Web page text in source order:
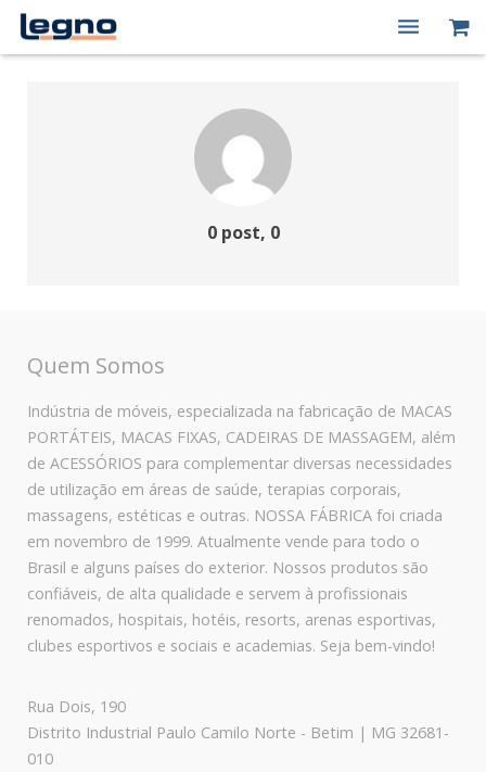
0 post, 0
Quem Somos
Indústria de móveis, especializada na fabricação de MACAS
PORTÁTEIS, MACAS FIXAS, CADEIRAS DE MASSAGEM, além
de ACESSÓRIOS para complementar diversas necessidades
de utilização em áreas de saúde, terapias corporais,
massagens, estéticas e outras. NOSSA FÁBRICA foi criada
em novembro de 1999. Atualmente vende para todo o
Brasil e alguns países do exterior. Nossos produtos são
confiáveis, de alta qualidade e servem à profissionais
renomados, hospitais, hotéis, resorts, arenas esportivas,
clubes esportivos e sociais e academias. Seja bem-vindo!
Rua Dois, 190
Distrito Industrial Paulo Camilo Norte - Betim | MG 32681-
010